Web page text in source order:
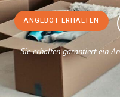
ANGEBOT ERHALTEN
Sie erhalten garantiert ein